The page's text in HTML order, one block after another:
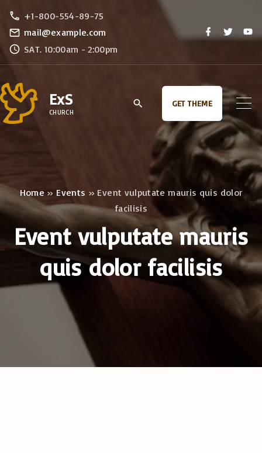
p
o
c
e
n
+1-800-554-89-75
mail@example.com
SAT. 10:00am - 2:00pm
a
b
o
w
t
o
u
ExS
CHURCH
GET THEME
Home » Events » Event vulputate mauris quis dolor
facilisis
Event vulputate mauris
quis dolor facilisis